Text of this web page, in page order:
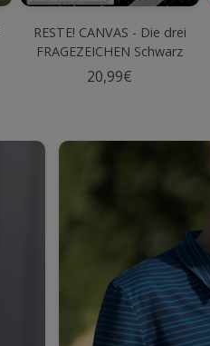
RESTE! CANVAS - Die drei
FRAGEZEICHEN Schwarz
20,99€